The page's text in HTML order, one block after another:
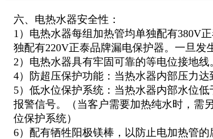
六、电热水器安全性：
1）电热水器每组加热管均单独配有380V
独配有220V正泰品牌漏电保护器。一旦发
2）电热水器具有牢固可靠的等电位接地线
4）防超压保护功能：当热水器内部压力达
5）低水位保护系统：当热水器内部水位
报警信号。（当客户需要加热纯水时，需
位保护系统）
6）配有牺牲阳极镁棒，以防止电加热管的